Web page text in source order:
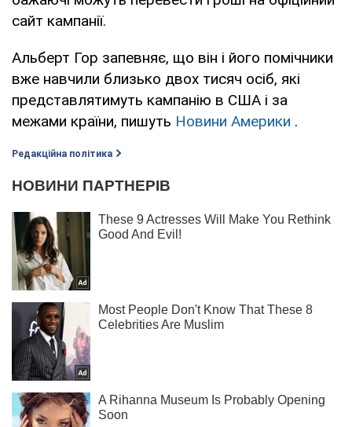
сайт кампанії.
Альберт Гор запевняє, що він і його помічники
вже навчили близько двох тисяч осіб, які
представлятимуть кампанію в США і за
межами країни, пишуть Новини Америки .
Редакційна політика